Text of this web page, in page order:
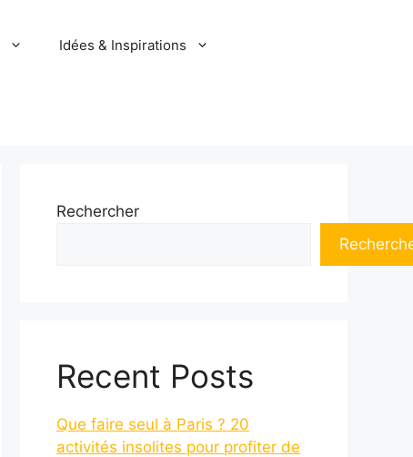
Idées & Inspirations
Rechercher
Recent Posts
Que faire seul à Paris ? 20
activités insolites pour profiter de